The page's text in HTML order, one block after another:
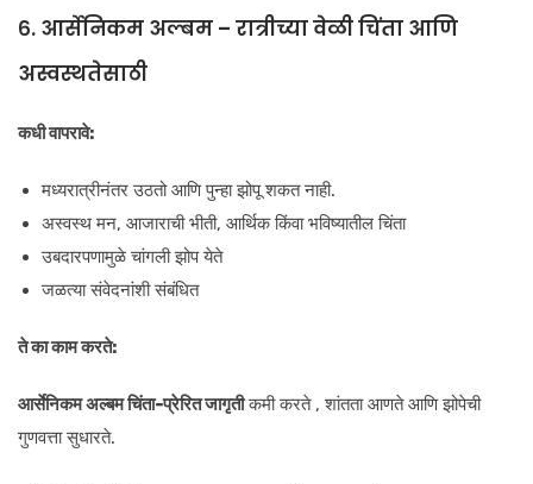
६. आर्सेनिकम अल्बम – रात्रीच्या वेळी चिंता आणि
अस्वस्थतेसाठी
कधी वापरावे:
मध्यरात्रीनंतर उठतो आणि पुन्हा झोपू शकत नाही.
अस्वस्थ मन, आजाराची भीती, आर्थिक किंवा भविष्यातील चिंता
उबदारपणामुळे चांगली झोप येते
जळत्या संवेदनांशी संबंधित
ते का काम करते:
आर्सेनिकम अल्बमचिंता-प्रेरित जागृतीकमी करते , शांतता आणते आणि झोपेची
गुणवत्ता सुधारते.